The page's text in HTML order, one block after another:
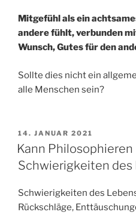
Mitgefühl als ein
andere fühlt, verbunden
Wunsch, Gutes für den
Sollte dies nicht ein
alle Menschen sein?
VERÖFFENTLICHT
AM
14. JANUAR 2021
Kann
Schwierigkeiten des
Schwierigkeiten des
Rückschläge,